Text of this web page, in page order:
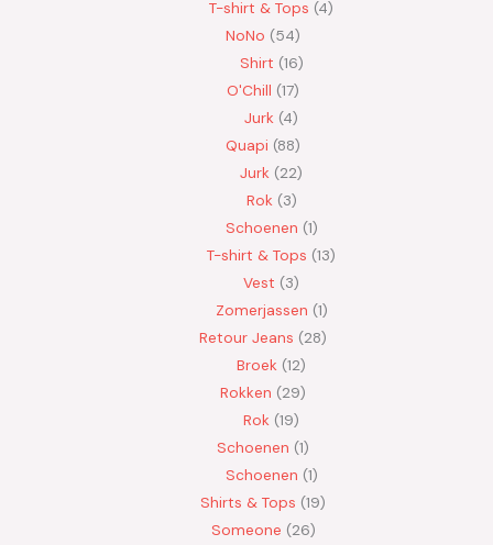
T-shirt & Tops 4
NoNo
54
Shirt 16
O'Chill 17
Jurk 4
Quapi 88
Jurk
22
Rok 3
Schoenen 1
T-shirt & Tops 13
Vest
3
Zomerjassen 1
Retour Jeans
28
Broek 12
Rokken
29
Rok 19
Schoenen 1
Schoenen 1
Shirts & Tops 19
Someone 26